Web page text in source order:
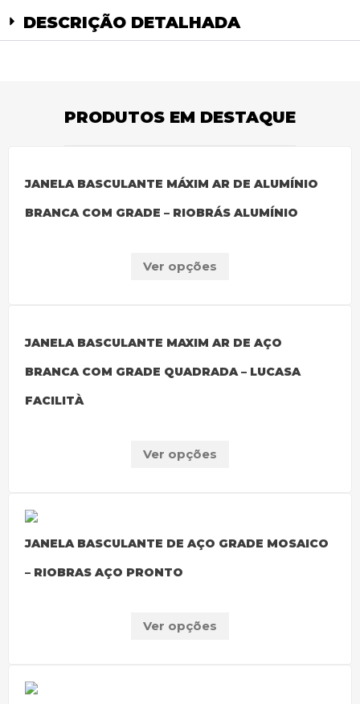
DESCRIÇÃO DETALHADA
PRODUTOS EM DESTAQUE
JANELA BASCULANTE MÁXIM AR DE ALUMÍNIO
BRANCA COM GRADE – RIOBRÁS ALUMÍNIO
Ver opções
JANELA BASCULANTE MAXIM AR DE AÇO
BRANCA COM GRADE QUADRADA – LUCASA
FACILITÀ
Ver opções
JANELA BASCULANTE DE AÇO GRADE MOSAICO
– RIOBRAS AÇO PRONTO
Ver opções